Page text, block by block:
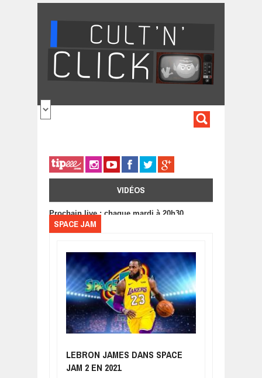
VIDÉOS
Prochain live : chaque mardi à 20h30
SPACE JAM
LEBRON JAMES DANS SPACE
JAM 2 EN 2021